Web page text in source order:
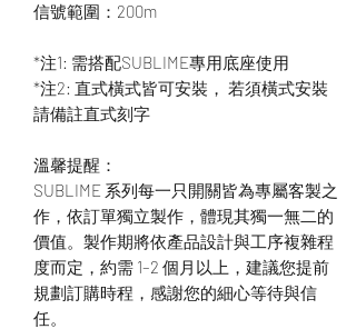
信號範圍：200m
*注1: 需搭配SUBLIME專用底座使用
*注2: 直式橫式皆可安裝， 若須橫式安裝
請備註直式刻字
溫馨提醒：
SUBLIME 系列每一只開關皆為專屬客製之
作，依訂單獨立製作，體現其獨一無二的
價值。製作期將依產品設計與工序複雜程
度而定，約需 1–2 個月以上，建議您提前
規劃訂購時程，感謝您的細心等待與信
任。